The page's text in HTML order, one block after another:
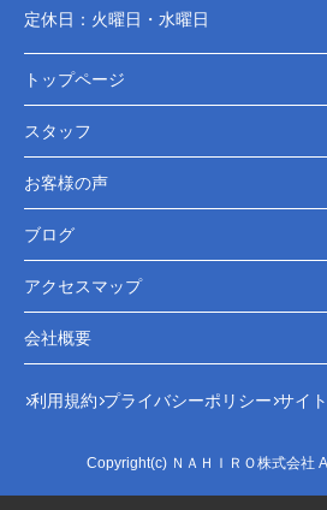
定休日： 火曜日・水曜日
トップページ
スタッフ
お客様の声
ブログ
アクセスマップ
会社概要
利用規約 プライバシーポリシー サイ
Copyright(c) ＮＡＨＩＲＯ株式会社